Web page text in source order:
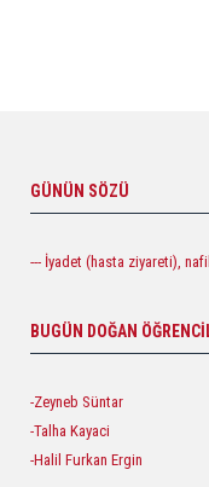
GÜNÜN SÖZÜ
--- İyadet (hasta ziyareti),
BUGÜN DOĞAN
-Zeyneb Süntar
-Talha Kayaci
-Halil Furkan Ergin